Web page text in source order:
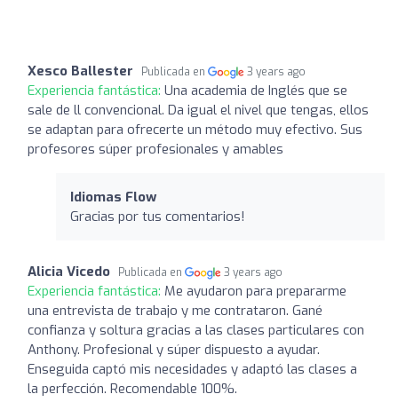
Xesco Ballester Publicada en 3 years ago
Experiencia fantástica: Una academia de Inglés que se
sale de ll convencional. Da igual el nivel que tengas, ellos
se adaptan para ofrecerte un método muy efectivo. Sus
profesores súper profesionales y amables
Idiomas Flow
Gracias por tus comentarios!
Alicia Vicedo Publicada en 3 years ago
Experiencia fantástica: Me ayudaron para prepararme
una entrevista de trabajo y me contrataron. Gané
confianza y soltura gracias a las clases particulares con
Anthony. Profesional y súper dispuesto a ayudar.
Enseguida captó mis necesidades y adaptó las clases a
la perfección. Recomendable 100%.